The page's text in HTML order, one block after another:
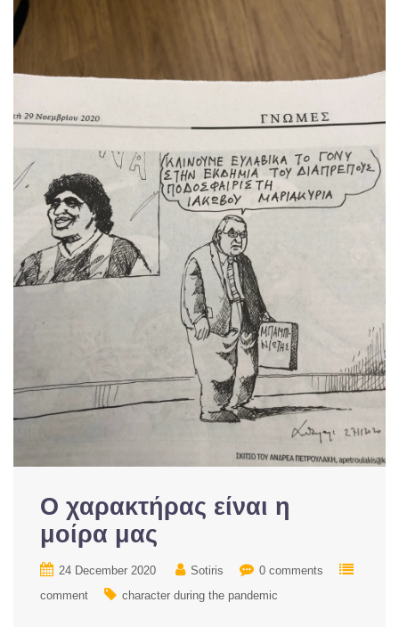
Ο χαρακτήρας είναι η
μοίρα μας
24 December 2020 Sotiris
0 comments
comment
character during the pandemic